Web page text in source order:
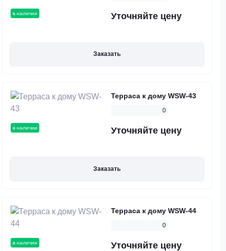
в наличии Уточняйте цену
Заказать
в наличии
Терраса к дому WSW-43
0
Уточняйте цену
Заказать
в наличии
Терраса к дому WSW-44
0
Уточняйте цену